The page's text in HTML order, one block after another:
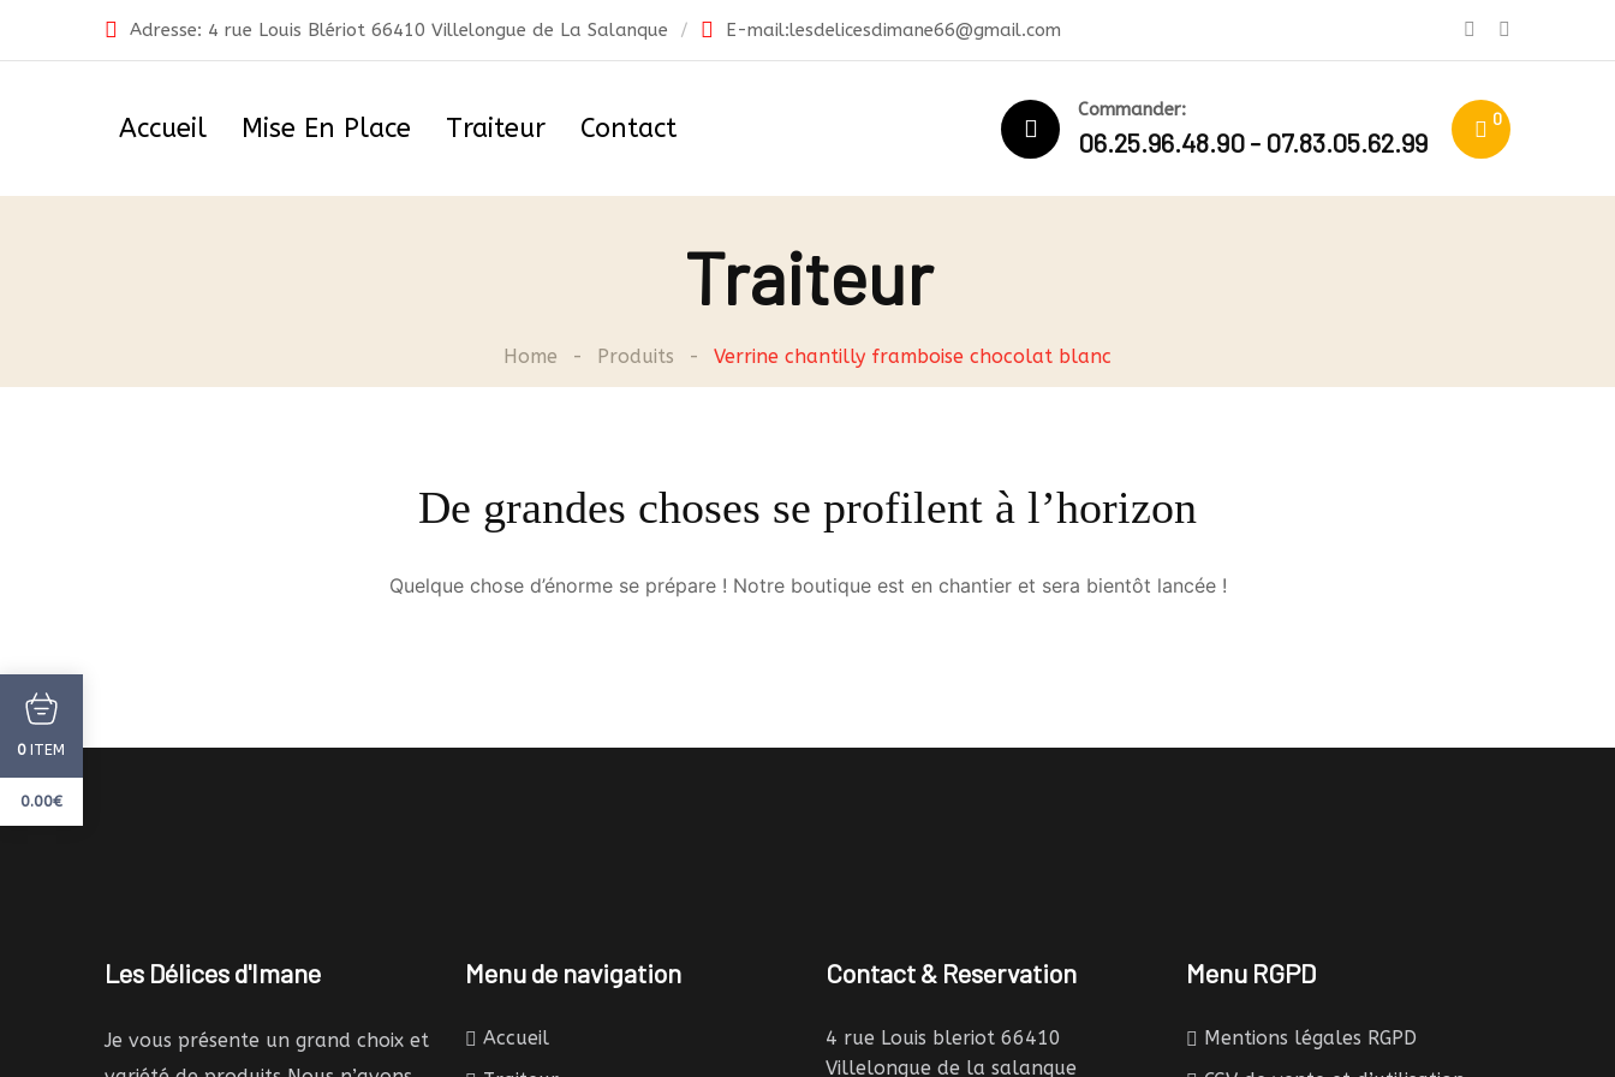
Adresse: 4 rue Louis Blériot 66410 Villelongue de La Salanque E-mail:lesdelicesdimane66@gmail.com
Accueil Mise En Place Traiteur Contact
Commander:
06.25.96.48.90 - 07.83.05.62.99
0
Traiteur
Home - Produits - Verrine chantilly framboise chocolat blanc
De grandes choses se profilent à l’horizon
Quelque chose d’énorme se prépare ! Notre boutique est en chantier et sera bientôt lancée !
Les Délices d'Imane
Je vous présente un grand choix et
Menu de navigation
Accueil
Contact & Reservation
4 rue Louis bleriot 66410
Villelongue de la salanque
Menu RGPD
Mentions légales RGPD
0 ITEM
0.00€